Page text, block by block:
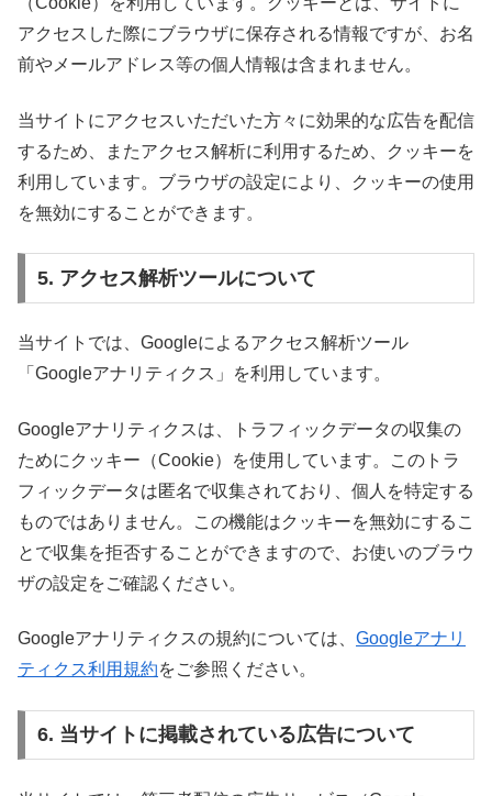
アクセスした際にブラウザに保存される情報ですが、お名
前やメールアドレス等の個人情報は含まれません。
当サイトにアクセスいただいた方々に効果的な広告を配信
するため、またアクセス解析に利用するため、クッキーを
利用しています。ブラウザの設定により、クッキーの使用
を無効にすることができます。
5. アクセス解析ツールについて
当サイトでは、Googleによるアクセス解析ツール
「Googleアナリティクス」を利用しています。
Googleアナリティクスは、トラフィックデータの収集の
ためにクッキー（Cookie）を使用しています。このトラ
フィックデータは匿名で収集されており、個人を特定する
ものではありません。この機能はクッキーを無効にするこ
とで収集を拒否することができますので、お使いのブラウ
ザの設定をご確認ください。
Googleアナリティクスの規約については、 Googleアナリ
ティクス利用規約をご参照ください。
6. 当サイトに掲載されている広告について